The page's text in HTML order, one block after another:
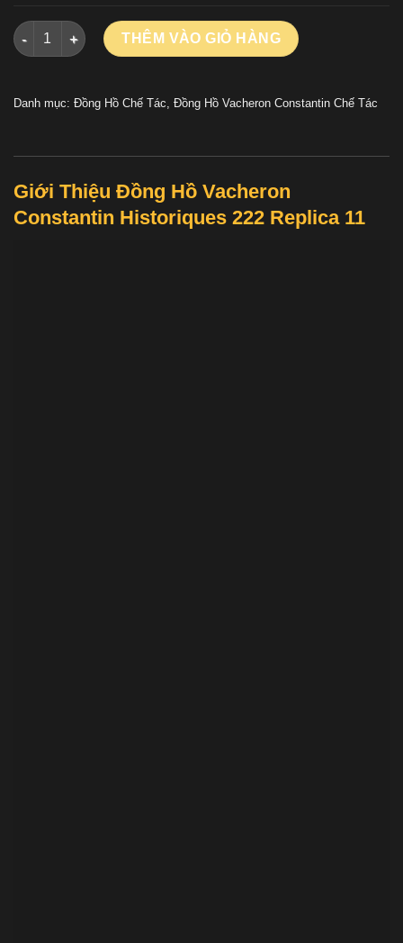
Đồng Hồ Vacheron Constantin Historiques 222 Replica 11
THÊM VÀO GIỎ HÀNG
Danh mục: Đồng Hồ Chế Tác, Đồng Hồ Vacheron Constantin Chế Tác
Giới Thiệu Đồng Hồ Vacheron
Constantin Historiques 222 Replica 11